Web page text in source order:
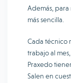
Además, para
más sencilla.
Cada técnico
trabajo al
Praxedo
Salen en